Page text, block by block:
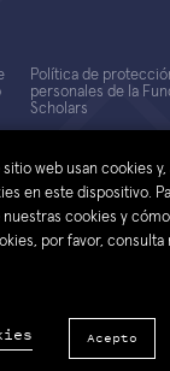
Scholars. Todos los
Política de
personales de la
Scholars
web usan cookies
en este dispositivo.
cookies y
por favor, consulta
Acepto